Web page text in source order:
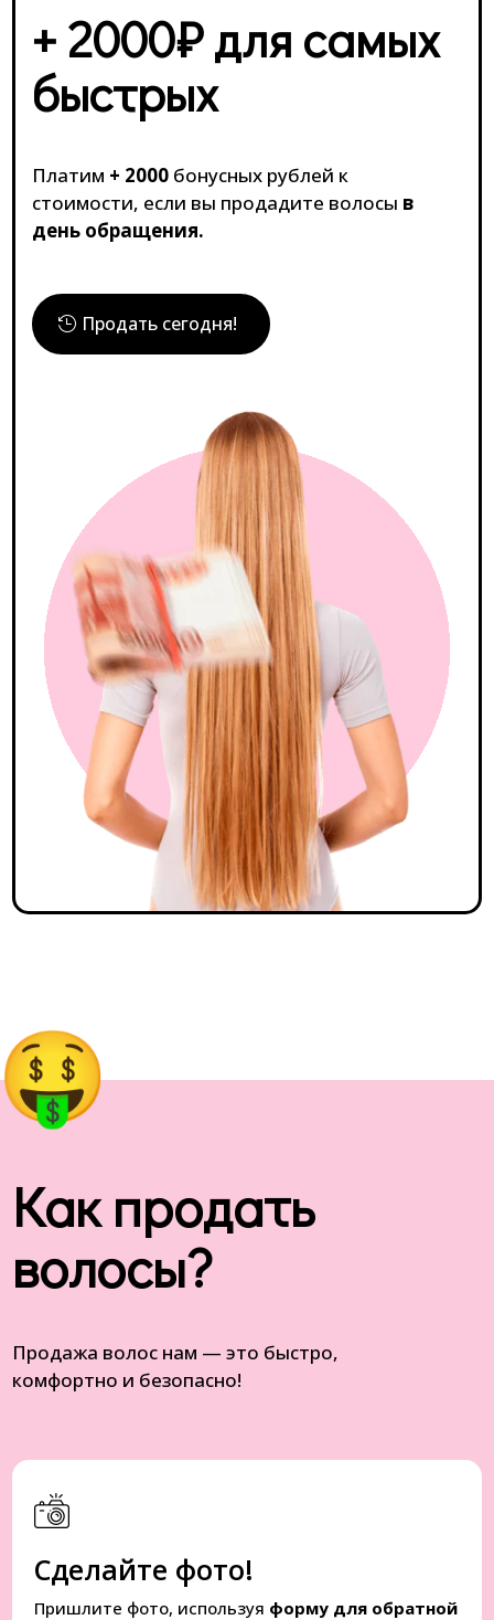
+ 2000₽ для самых
быстрых
Платим + 2000 бонусных рублей к
стоимости, если вы продадите волосы в
день обращения.
Продать сегодня!
Как продать
волосы?
Продажа волос нам — это быстро,
комфортно и безопасно!
Сделайте фото!
Пришлите фото, используя форму для обратной